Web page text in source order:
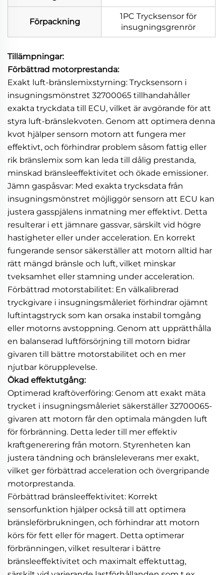
Förpackning
1PC Trycksensor för
insugningsgrenrör
Tillämpningar:
Förbättrad motorprestanda:
Exakt luft-bränslemixstyrning: Trycksensorn i
insugningsmönstret 32700065 tillhandahåller
exakta tryckdata till ECU, vilket är avgörande för att
styra luft-bränslekvoten. Genom att optimera denna
kvot hjälper sensorn motorn att fungera mer
effektivt, och förhindrar problem såsom fattig eller
rik bränslemix som kan leda till dålig prestanda,
minskad bränsleeffektivitet och ökade emissioner.
Jämn gaspåsvar: Med exakta trycksdata från
insugningsmönstret möjliggör sensorn att ECU kan
justera gasspjälens inmatning mer effektivt. Detta
resulterar i ett jämnare gassvar, särskilt vid högre
hastigheter eller under acceleration. En korrekt
fungerande sensor säkerställer att motorn alltid har
rätt mängd bränsle och luft, vilket minskar
tveksamhet eller stamning under acceleration.
Förbättrad motorstabilitet: En välkalibrerad
tryckgivare i insugningsmåleriet förhindrar ojämnt
luftintagstryck som kan orsaka instabil tomgång
eller motorns avstoppning. Genom att upprätthålla
en balanserad luftförsörjning till motorn bidrar
givaren till bättre motorstabilitet och en mer
njutbar körupplevelse.
Ökad effektutgång:
Optimerad kraftöverföring: Genom att exakt mäta
trycket i insugningsmåleriet säkerställer 32700065-
givaren att motorn får den optimala mängden luft
för förbränning. Detta leder till mer effektiv
kraftgenerering från motorn. Styrenheten kan
justera tändning och bränsleleverans mer exakt,
vilket ger förbättrad acceleration och övergripande
motorprestanda.
Förbättrad bränsleeffektivitet: Korrekt
sensorfunktion hjälper också till att optimera
bränsleförbrukningen, och förhindrar att motorn
körs för fett eller för magert. Detta optimerar
förbränningen, vilket resulterar i bättre
bränsleeffektivitet och maximalt effektuttag,